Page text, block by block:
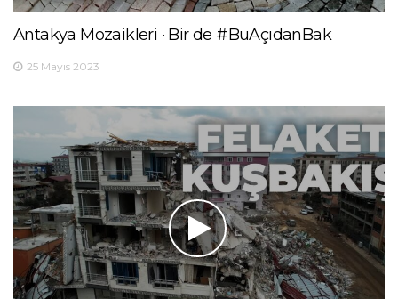
Antakya Mozaikleri · Bir de #BuAçıdanBak
25 Mayıs 2023